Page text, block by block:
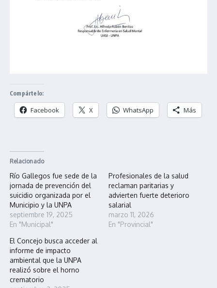
Compártelo:
Facebook X WhatsApp Más
Relacionado
Río Gallegos fue sede de la
jornada de prevención del
suicidio organizada por el
Municipio y la UNPA
septiembre 19, 2025
En "Municipal"
Profesionales de la salud
reclaman paritarias y
advierten fuerte deterioro
salarial
marzo 11, 2026
En "Provincial"
El Concejo busca acceder al
informe de impacto
ambiental que la UNPA
realizó sobre el horno
crematorio